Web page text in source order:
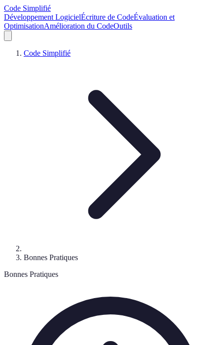
Code Simplifié
Développement LogicielÉcriture de CodeÉvaluation et
OptimisationAmélioration du CodeOutils
Code Simplifié
Bonnes Pratiques
Bonnes Pratiques